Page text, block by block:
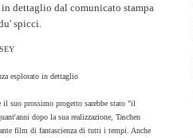
dettaglio dal comunicato stampa
spicci.
esplorato in dettaglio
suo prossimo progetto sarebbe stato "il
dopo la sua realizzazione, Taschen
film di fantascienza di tutti i tempi. Anche